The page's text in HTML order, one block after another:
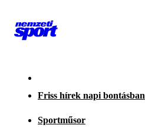
Friss hírek napi bontásban
Sportműsor